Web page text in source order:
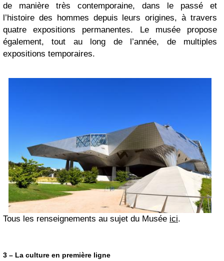
de manière très contemporaine, dans le passé et
l’histoire des hommes depuis leurs origines, à travers
quatre expositions permanentes. Le musée propose
également, tout au long de l’année, de multiples
expositions temporaires.
Tous les renseignements au sujet du Musée ici.
3 – La culture en première ligne